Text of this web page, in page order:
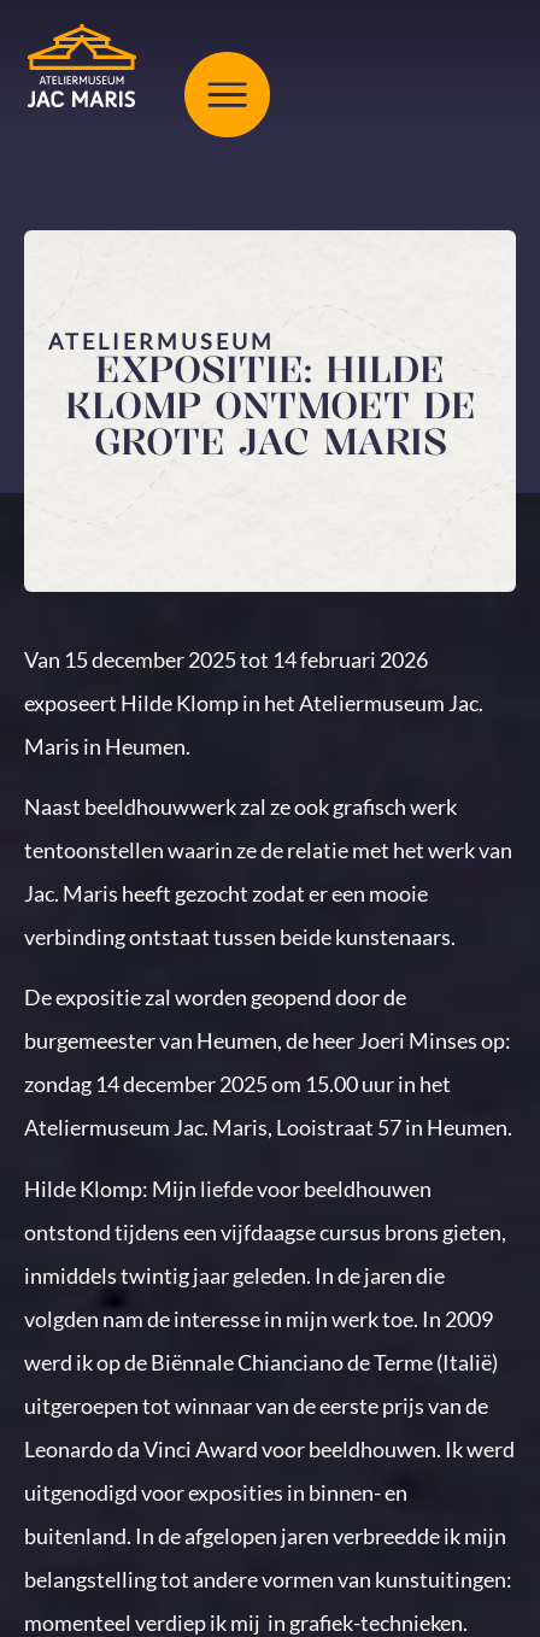
ATELIERMUSEUM
EXPOSITIE: HILDE
KLOMP ONTMOET DE
GROTE JAC MARIS
Van 15 december 2025 tot 14 februari 2026
exposeert Hilde Klomp in het Ateliermuseum Jac.
Maris in Heumen.
Naast beeldhouwwerk zal ze ook grafisch werk
tentoonstellen waarin ze de relatie met het werk van
Jac. Maris heeft gezocht zodat er een mooie
verbinding ontstaat tussen beide kunstenaars.
De expositie zal worden geopend door de
burgemeester van Heumen, de heer Joeri Minses op:
zondag 14 december 2025 om 15.00 uur in het
Ateliermuseum Jac. Maris, Looistraat 57 in Heumen.
Hilde Klomp: Mijn liefde voor beeldhouwen
ontstond tijdens een vijfdaagse cursus brons gieten,
inmiddels twintig jaar geleden. In de jaren die
volgden nam de interesse in mijn werk toe. In 2009
werd ik op de Biënnale Chianciano de Terme (Italië)
uitgeroepen tot winnaar van de eerste prijs van de
Leonardo da Vinci Award voor beeldhouwen. Ik werd
uitgenodigd voor exposities in binnen- en
buitenland. In de afgelopen jaren verbreedde ik mijn
belangstelling tot andere vormen van kunstuitingen:
momenteel verdiep ik mij in grafiek-technieken.